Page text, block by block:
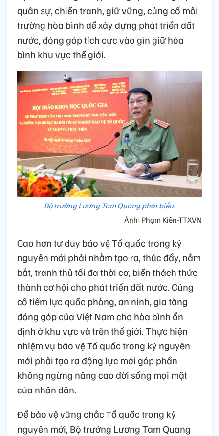
quân sự, chiến tranh, giữ vững, củng cố môi
trường hòa bình để xây dựng phát triển đất
nước, đóng góp tích cực vào gìn giữ hòa
bình khu vực thế giới.
Bộ trưởng Lương Tam Quang phát biểu.
Ảnh: Phạm Kiên-TTXVN
Cao hơn tư duy bảo vệ Tổ quốc trong kỷ
nguyên mới phải nhằm tạo ra, thúc đẩy, nắm
bắt, tranh thủ tối đa thời cơ, biến thách thức
thành cơ hội cho phát triển đất nước. Củng
cố tiềm lực quốc phòng, an ninh, gia tăng
đóng góp của Việt Nam cho hòa bình ổn
định ở khu vực và trên thế giới. Thực hiện
nhiệm vụ bảo vệ Tổ quốc trong kỷ nguyên
mới phải tạo ra động lực mới góp phần
không ngừng nâng cao đời sống mọi mặt
của nhân dân.
Để bảo vệ vững chắc Tổ quốc trong kỷ
nguyên mới, Bộ trưởng Lương Tam Quang